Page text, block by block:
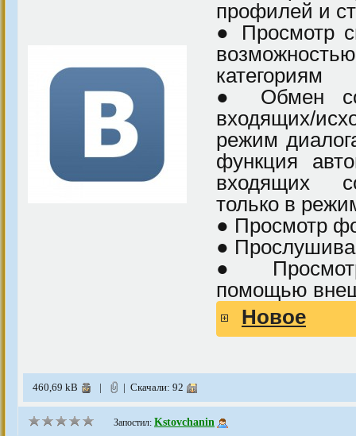
профилей и
● Просмотр
категориям
● Обмен
входящих/
режим
функция
входящих
только в
● Просмотр
●
●
помощью
Новое
460,69 kB | | Скачали: 92
Запостил: Kstovchanin